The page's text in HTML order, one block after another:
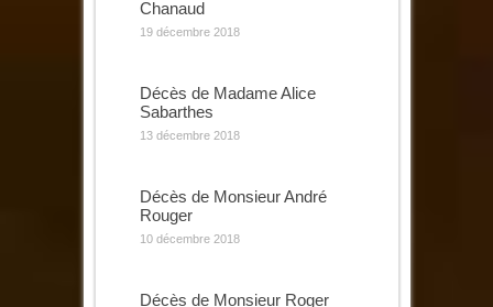
Chanaud
19 décembre 2018
Décès de Madame Alice
Sabarthes
13 décembre 2018
Décès de Monsieur André
Rouger
10 décembre 2018
Décès de Monsieur Roger